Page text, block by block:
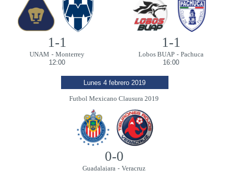
1-1
UNAM - Monterrey
12:00
1-1
Lobos BUAP - Pachuca
16:00
Lunes 4 febrero 2019
Futbol Mexicano Clausura 2019
0-0
Guadalajara - Veracruz